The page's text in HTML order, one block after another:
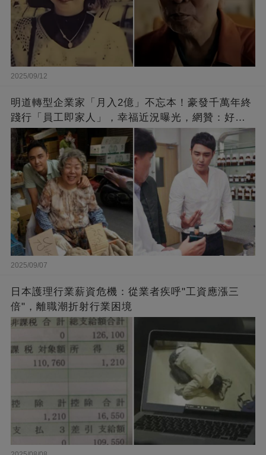
2025/09/12
明道轉型企業家「月入2億」不忘本！豪發千萬年終
踐行「員工即家人」，幸福近況曝光，網贊：好老
闆的福報
2025/09/07
日本護理行業薪資危機：從業者疾呼"工資應漲三
倍"，離職潮折射行業困境